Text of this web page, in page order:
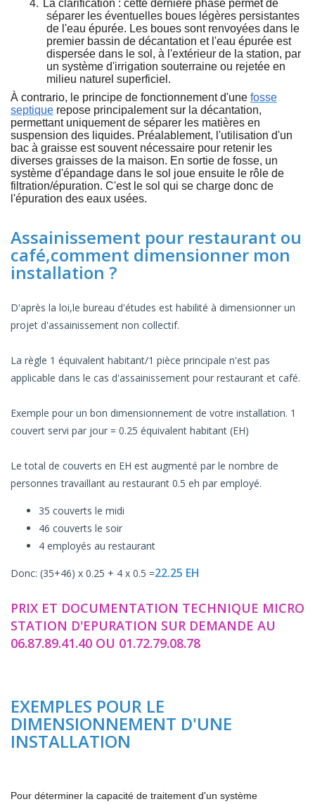
4. La clarification : cette dernière phase permet de
séparer les éventuelles boues légères persistantes
de l'eau épurée. Les boues sont renvoyées dans le
premier bassin de décantation et l'eau épurée est
dispersée dans le sol, à l'extérieur de la station, par
un système d'irrigation souterraine ou rejetée en
milieu naturel superficiel.
À contrario, le principe de fonctionnement d'une fosse
septique repose principalement sur la décantation,
permettant uniquement de séparer les matières en
suspension des liquides. Préalablement, l'utilisation d'un
bac à graisse est souvent nécessaire pour retenir les
diverses graisses de la maison. En sortie de fosse, un
système d'épandage dans le sol joue ensuite le rôle de
filtration/épuration. C'est le sol qui se charge donc de
l'épuration des eaux usées.
Assainissement pour restaurant ou
café,comment dimensionner mon
installation ?
D'après la loi,le bureau d'études est habilité à dimensionner un
projet d'assainissement non collectif.
La règle 1 équivalent habitant/1 pièce principale n'est pas
applicable dans le cas d'assainissement pour restaurant et café.
Exemple pour un bon dimensionnement de votre installation. 1
couvert servi par jour = 0.25 équivalent habitant (EH)
Le total de couverts en EH est augmenté par le nombre de
personnes travaillant au restaurant 0.5 eh par employé.
35 couverts le midi
46 couverts le soir
4 employés au restaurant
Donc: (35+46) x 0.25 + 4 x 0.5 =22.25 EH
PRIX ET DOCUMENTATION TECHNIQUE MICRO
STATION D'EPURATION SUR DEMANDE AU
06.87.89.41.40 OU 01.72.79.08.78
EXEMPLES POUR LE
DIMENSIONNEMENT D'UNE
INSTALLATION
Pour déterminer la capacité de traitement d'un système